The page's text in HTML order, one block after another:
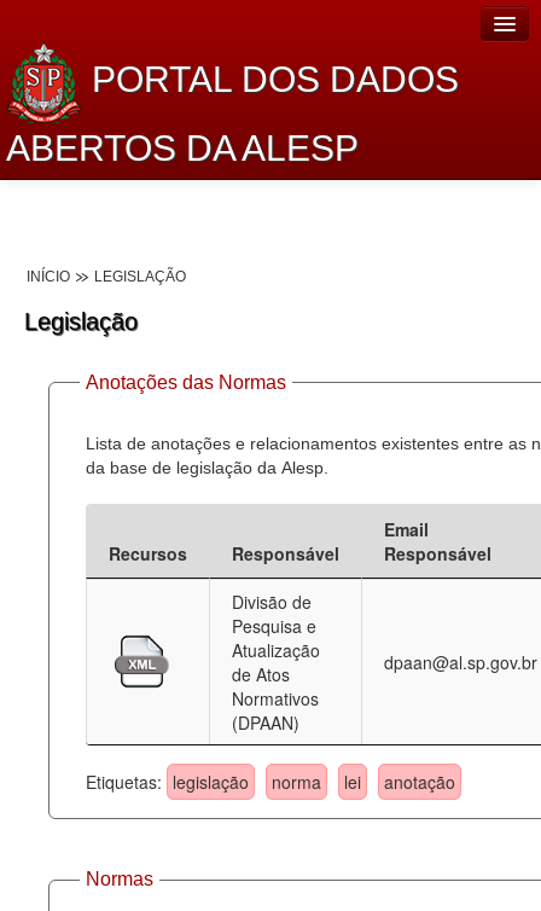
PORTAL DOS DADOS
ABERTOS DA ALESP
Dados Abertos Alesp
Lei de Acesso à Informação
Dados Governamentais Abertos
Planejamento
Deputados Estaduais
Legislação
Perguntas frequentes
Contato
INÍCIO LEGISLAÇÃO
Legislação
Anotações das Normas
Lista de anotações e relacionamentos existentes entre as
da base de legislação da Alesp.
Recursos Responsável
Email
Responsável
Divisão de
Pesquisa e
Atualização
de Atos
Normativos
(DPAAN)
dpaan@al.sp.gov.br
Etiquetas: legislação norma lei anotação
Normas